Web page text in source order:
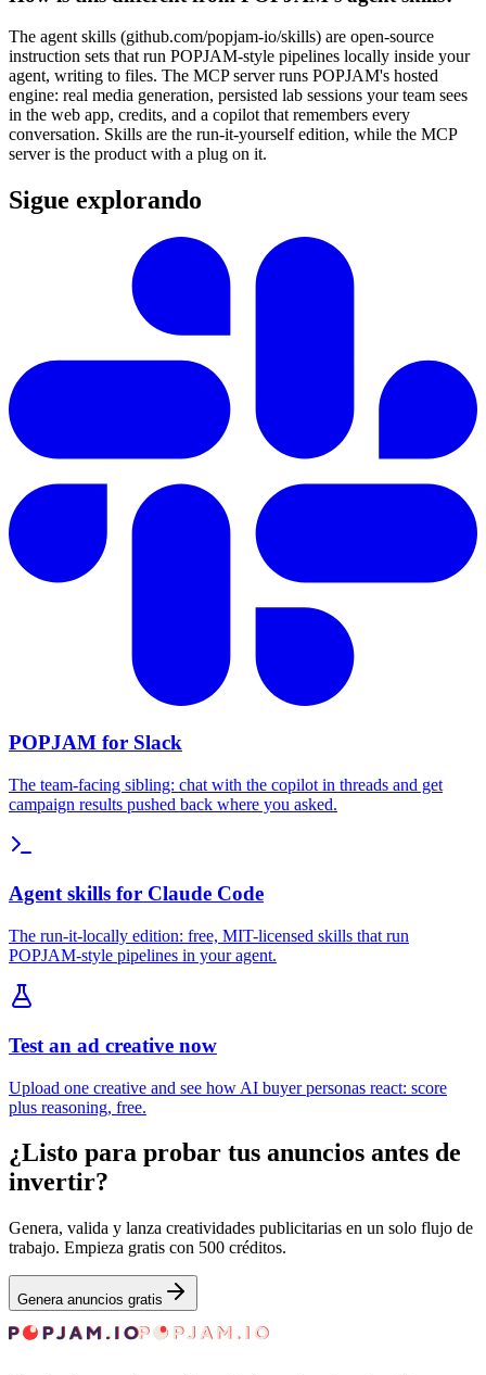
The agent skills (github.com/popjam-io/skills) are open-source
instruction sets that run POPJAM-style pipelines locally inside your
agent, writing to files. The MCP server runs POPJAM's hosted
engine: real media generation, persisted lab sessions your team sees
in the web app, credits, and a copilot that remembers every
conversation. Skills are the run-it-yourself edition, while the MCP
server is the product with a plug on it.
Sigue explorando
POPJAM for Slack
The team-facing sibling: chat with the copilot in threads and get
campaign results pushed back where you asked.
Agent skills for Claude Code
The run-it-locally edition: free, MIT-licensed skills that run
POPJAM-style pipelines in your agent.
Test an ad creative now
Upload one creative and see how AI buyer personas react: score
plus reasoning, free.
¿Listo para probar tus anuncios antes de
invertir?
Genera, valida y lanza creatividades publicitarias en un solo flujo de
trabajo. Empieza gratis con 500 créditos.
Genera anuncios gratis